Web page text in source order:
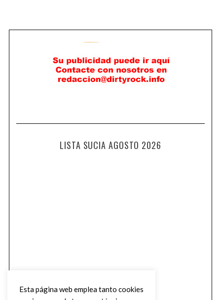
LISTA SUCIA AGOSTO 2026
Esta página web emplea tanto cookies